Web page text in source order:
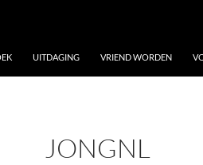
UITDAGING VRIEND WORDEN
JONGNL